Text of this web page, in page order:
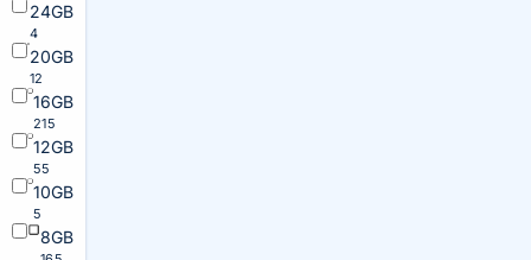
24GB
4
20GB
12
16GB
215
12GB
55
10GB
5
8GB